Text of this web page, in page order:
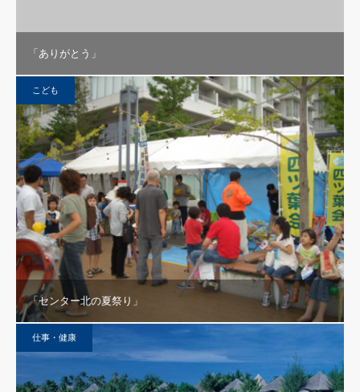
「ありがとう」
こども
「センター北の夏祭り」
仕事・健康